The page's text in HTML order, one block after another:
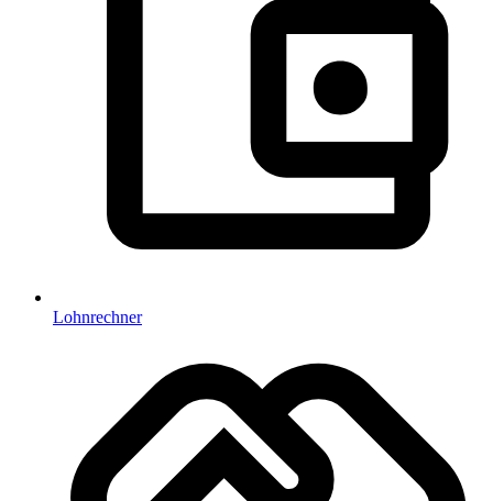
Lohnrechner